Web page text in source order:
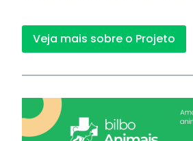
Veja mais sobre o Projeto